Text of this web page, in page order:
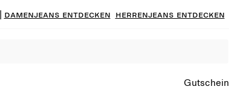
Damenjeans entdecken Herrenjeans entdecken
Gutschein